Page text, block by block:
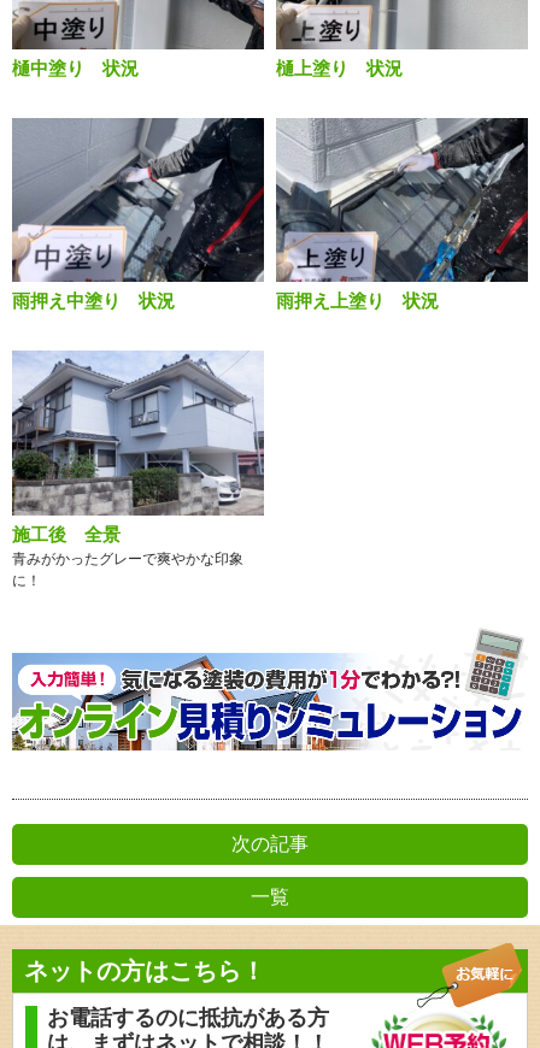
樋中塗り 状況 樋上塗り 状況
雨押え中塗り 状況 雨押え上塗り 状況
施工後 全景
青みがかったグレーで爽やかな印象
に！
次の記事
一覧
前の記事
ネットの方はこちら！
お電話するのに抵抗がある方